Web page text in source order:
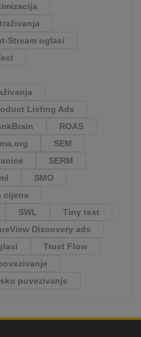
Stream oglasi
Listing Ads
ROAS
SEM
SERM
SMO
cijena
SWL
Tiny text
Discovery ads
Trust Flow
povezivanje